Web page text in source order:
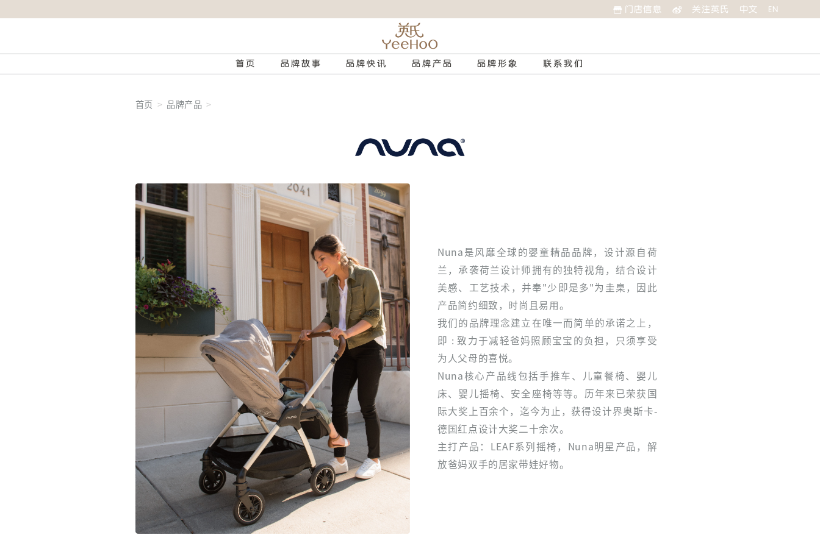
门店信息 关注英氏 中文 EN
首页 品牌故事 品牌快讯 品牌产品 品牌形象 联系我们
首页 品牌产品
Nuna是风靡全球的婴童精品品牌，设计源自荷
兰，承袭荷兰设计师拥有的独特视角，结合设计
美感、工艺技术，并奉"少即是多"为圭臬，因此
产品简约细致，时尚且易用。
我们的品牌理念建立在唯一而简单的承诺之上，
即 : 致力于减轻爸妈照顾宝宝的负担，只须享受
为人父母的喜悦。
Nuna核心产品线包括手推车、儿童餐椅、婴儿
床、婴儿摇椅、安全座椅等等。历年来已荣获国
际大奖上百余个，迄今为止，获得设计界奥斯卡-
德国红点设计大奖二十余次。
主打产品：LEAF系列摇椅，Nuna明星产品，解
放爸妈双手的居家带娃好物。